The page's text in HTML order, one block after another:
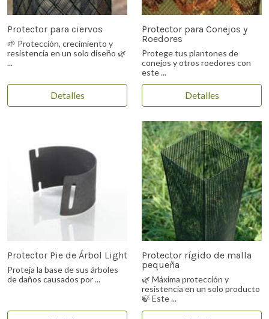
Protector para ciervos
🌱 Protección, crecimiento y
resistencia en un solo diseño 🌿
...
Detalles
Protector para Conejos y
Roedores
Protege tus plantones de
conejos y otros roedores con
este ...
Detalles
Protector Pie de Árbol Light
Proteja la base de sus árboles
de daños causados por ...
Protector rígido de malla
pequeña
🌿 Máxima protección y
resistencia en un solo producto
🍃 Este ...